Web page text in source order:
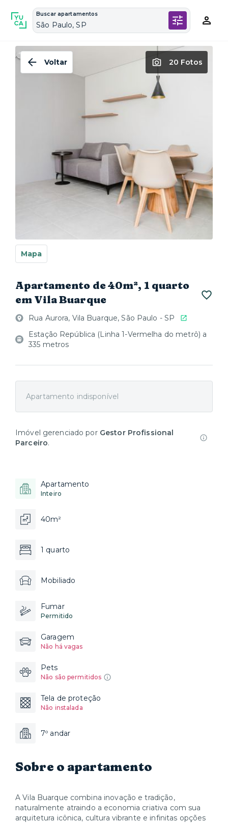
Buscar apartamentos
São Paulo, SP
Voltar 20 Fotos
Mapa
Apartamento de 40m², 1 quarto
em Vila Buarque
Rua Aurora, Vila Buarque, São Paulo - SP
Estação República (Linha 1-Vermelha do metrô) a
335 metros
Apartamento indisponível
Imóvel gerenciado por Gestor Profissional
Parceiro.
Apartamento
Inteiro
40m²
1 quarto
Mobiliado
Fumar
Permitido
Garagem
Não há vagas
Pets
Não são permitidos
Tela de proteção
Não instalada
7º andar
Sobre o apartamento
A Vila Buarque combina inovação e tradição,
naturalmente atraindo a economia criativa com sua
arquitetura icônica, cultura vibrante e infinitas opções